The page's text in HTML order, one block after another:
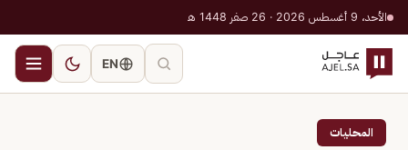
الأحد، 9 أغسطس 2026 · 26 صفر 1448 هـ
EN
المحليات